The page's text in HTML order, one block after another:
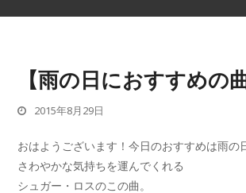
【雨の日におすすめの曲
2015年8月29日
おはようございます！今日のおすすめは雨の
さわやかな気持ちを運んでくれる
シュガー・ロスのこの曲。